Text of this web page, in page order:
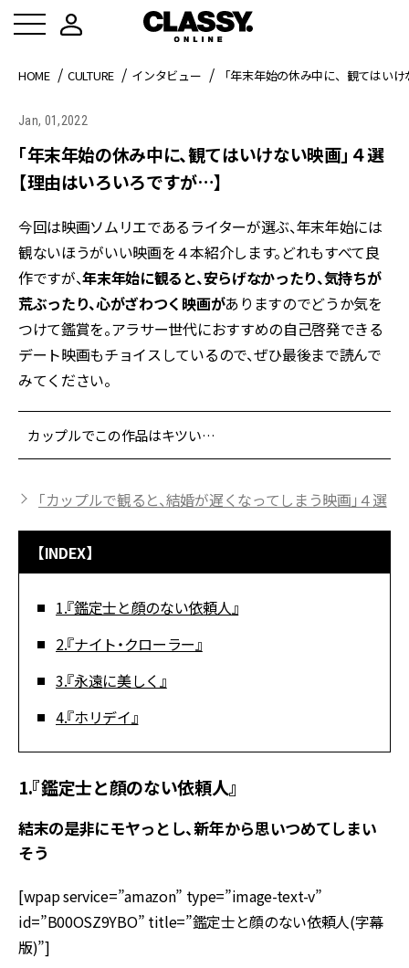
HOME CULTURE インタビュー 「年末年始の休み中に、観てはい
Jan, 01,2022
「年末年始の休み中に、観てはいけない映画」４選
【理由はいろいろですが…】
今回は映画ソムリエであるライターが選ぶ、年末年始には
観ないほうがいい映画を４本紹介します。どれもすべて良
作ですが、年末年始に観ると、安らげなかったり、気持ちが
荒ぶったり、心がざわつく映画がありますのでどうか気を
つけて鑑賞を。アラサー世代におすすめの自己啓発できる
デート映画もチョイスしているので、ぜひ最後まで読んで
みてください。
カップルでこの作品はキツい…
「カップルで観ると、結婚が遅くなってしまう映画」４選
【INDEX】
1.『鑑定士と顔のない依頼人』
2.『ナイト・クローラー』
3.『永遠に美しく』
4.『ホリデイ』
1.『鑑定士と顔のない依頼人』
結末の是非にモヤっとし、新年から思いつめてしまい
そう
[wpap service=”amazon” type=”image-text-v”
id=”B00OSZ9YBO” title=”鑑定士と顔のない依頼人(字幕
版)”]